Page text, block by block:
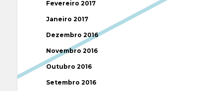
Fevereiro 2017
Janeiro 2017
Dezembro 2016
Novembro 2016
Outubro 2016
Setembro 2016